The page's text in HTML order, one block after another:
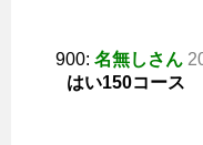
900: 名無しさん
はい150コース